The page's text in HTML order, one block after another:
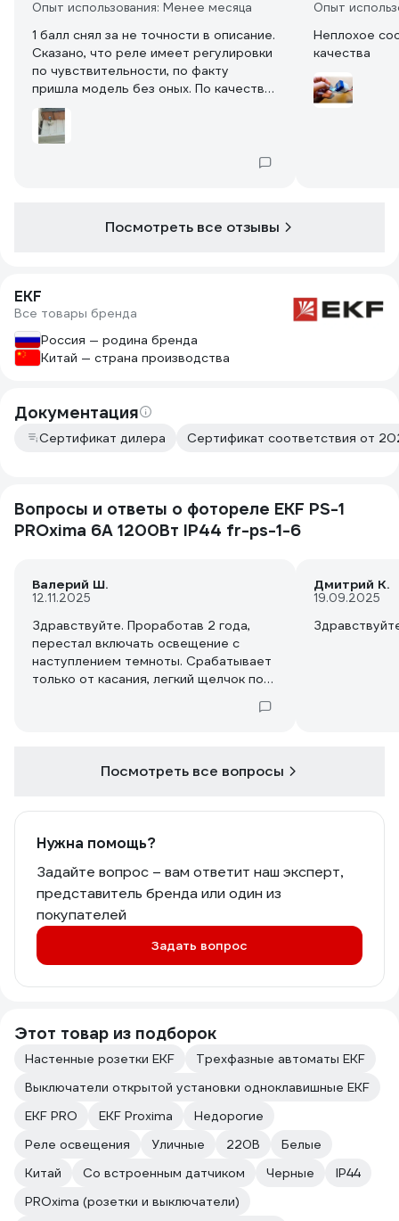
Опыт использования: Менее месяца
1 балл снял за не точности в описание.
Сказано, что реле имеет регулировки
по чувствительности, по факту
пришла модель без оных. По качеству
претензий нет.
Опыт
Неплохое
качества
Посмотреть все отзывы
EKF
Все товары бренда
Россия — родина бренда
Китай — страна производства
Документация
Сертификат дилера Сертификат соответствия от
Вопросы и ответы о фотореле EKF PS-1
PROxima 6А 1200Вт IP44 fr-ps-1-6
Валерий Ш.
12.11.2025
Здравствуйте. Проработав 2 года,
перестал включать освещение с
наступлением темноты. Срабатывает
только от касания, легкий щелчок по
Дмитрий К.
19.09.2025
Посмотреть все вопросы
Нужна помощь?
Задайте вопрос – вам ответит наш эксперт,
представитель бренда или один из
покупателей
Задать вопрос
Этот товар из подборок
Настенные розетки EKF
Трехфазные автоматы EKF
Выключатели открытой установки одноклавишные EKF
EKF PRO
EKF Proxima
Недорогие
Реле освещения
Уличные 220В
Белые
Китай
Со встроенным датчиком Черные
IP44
PROxima (розетки и выключатели)